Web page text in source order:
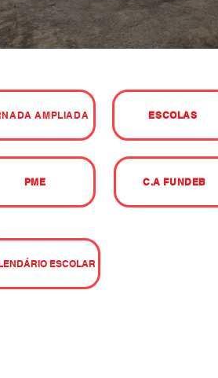
AMPLIADA ESCOLAS
PME C.A FUNDEB
ESCOLAR